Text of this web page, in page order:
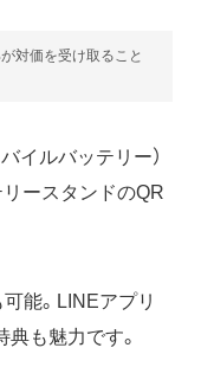
対価を受け取ること
イルバッテリー）
ースタンドのQR
能。LINEアプリ
も魅力です。